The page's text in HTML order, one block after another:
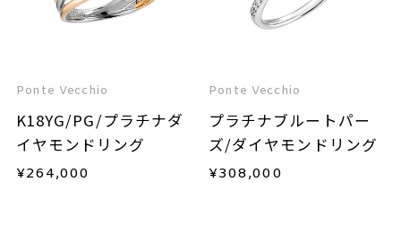
Ponte Vecchio
K18YG/PG/プラチナダ
イヤモンドリング
¥264,000
Ponte Vecchio
プラチナブルートパー
ズ/ダイヤモンドリング
¥308,000